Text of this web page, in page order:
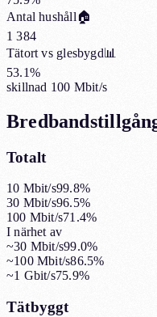
Antal hushåll🏠
1 384
Tätort vs glesbygd 📊
53.1%
skillnad 100 Mbit/s
Totalt
10 Mbit/s99.8%
30 Mbit/s96.5%
100 Mbit/s71.4%
I närhet av
~30 Mbit/s99.0%
~100 Mbit/s86.5%
~1 Gbit/s75.9%
Tätbyggt